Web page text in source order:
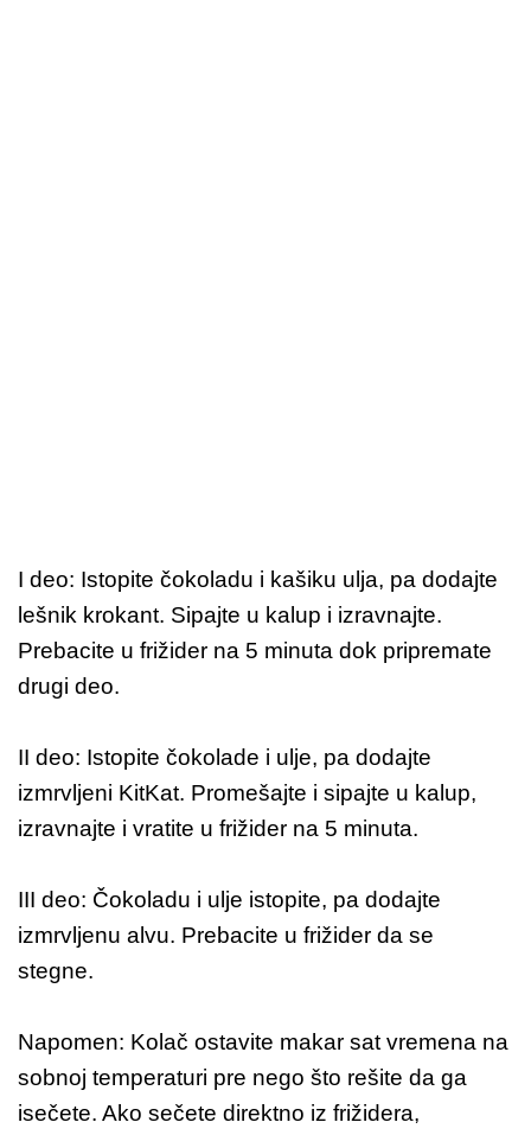
I deo: Istopite čokoladu i kašiku ulja, pa dodajte
lešnik krokant. Sipajte u kalup i izravnajte.
Prebacite u frižider na 5 minuta dok pripremate
drugi deo.
II deo: Istopite čokolade i ulje, pa dodajte
izmrvljeni KitKat. Promešajte i sipajte u kalup,
izravnajte i vratite u frižider na 5 minuta.
III deo: Čokoladu i ulje istopite, pa dodajte
izmrvljenu alvu. Prebacite u frižider da se
stegne.
Napomen: Kolač ostavite makar sat vremena na
sobnoj temperaturi pre nego što rešite da ga
isečete. Ako sečete direktno iz frižidera,